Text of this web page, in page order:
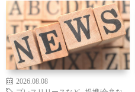
2026.08.08